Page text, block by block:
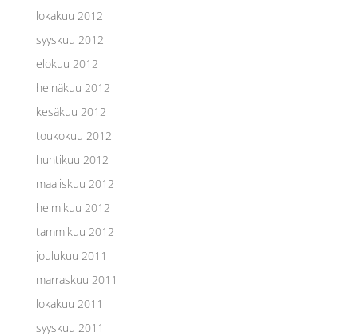
lokakuu 2012
syyskuu 2012
elokuu 2012
heinäkuu 2012
kesäkuu 2012
toukokuu 2012
huhtikuu 2012
maaliskuu 2012
helmikuu 2012
tammikuu 2012
joulukuu 2011
marraskuu 2011
lokakuu 2011
syyskuu 2011